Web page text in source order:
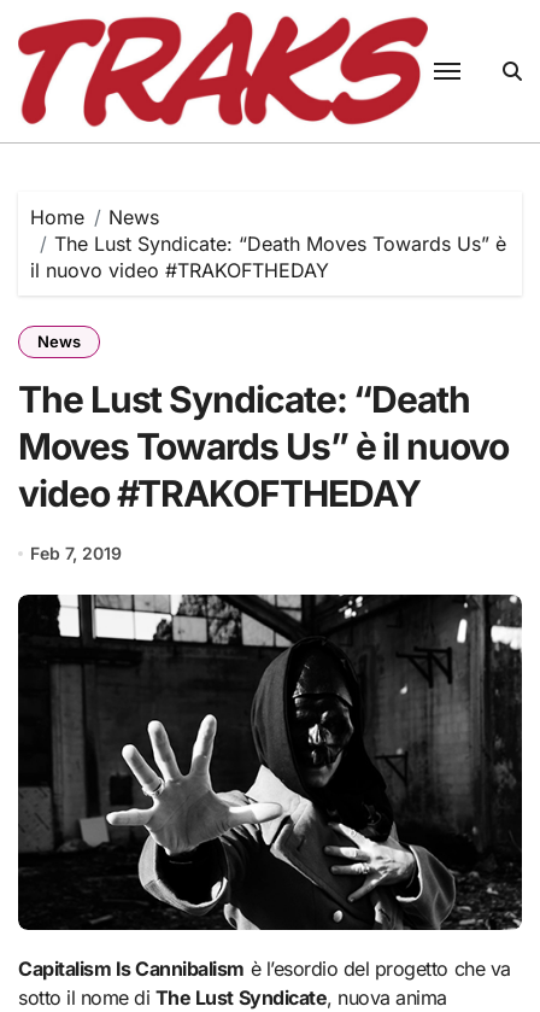
content
Home
News
The Lust Syndicate: “Death Moves Towards Us” è
il nuovo video #TRAKOFTHEDAY
News
The Lust Syndicate: “Death
Moves Towards Us” è il nuovo
video #TRAKOFTHEDAY
Feb 7, 2019
Capitalism Is Cannibalism è l’esordio del progetto che va
sotto il nome di The Lust Syndicate, nuova anima